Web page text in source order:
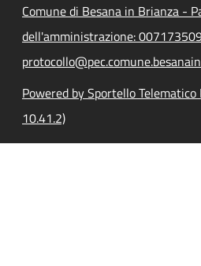
Comune di Besana in Brianza -
dell'amministrazione:
Powered by Sportello
10.41.2)